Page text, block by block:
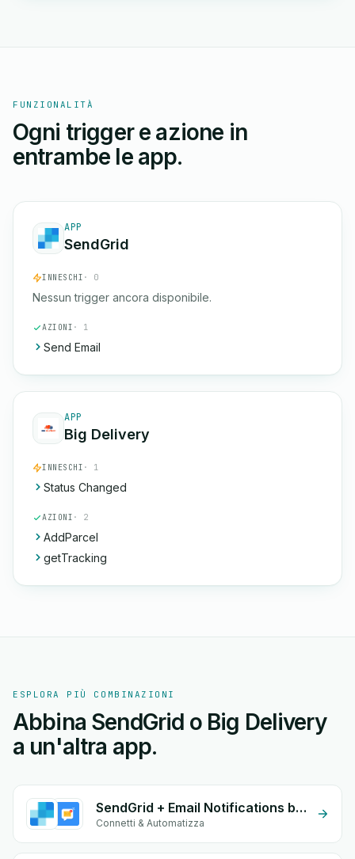
FUNZIONALITÀ
Ogni trigger e azione in
entrambe le app.
APP
SendGrid
INNESCHI · 0
Nessun trigger ancora disponibile.
AZIONI · 1
Send Email
APP
Big Delivery
INNESCHI · 1
Status Changed
AZIONI · 2
AddParcel
getTracking
ESPLORA PIÙ COMBINAZIONI
Abbina SendGrid o Big Delivery
a un'altra app.
SendGrid + Email Notifications by eGrow
Connetti & Automatizza